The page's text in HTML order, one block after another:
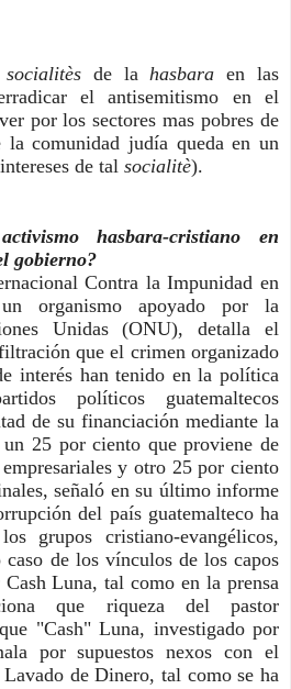
socialitès de la hasbara en las
el antisemitismo en el
por los sectores mas pobres de
comunidad judía queda en un
de tal socialitè).
hasbara-cristiano en
gobierno?
Contra la Impunidad en
organismo apoyado por la
Unidas (ONU), detalla el
que el crimen organizado
interés han tenido en la política
políticos guatemaltecos
de su financiación mediante la
25 por ciento que proviene de
y otro 25 por ciento
señaló en su último informe
del país guatemalteco ha
grupos cristiano-evangélicos,
caso de los vínculos de los capos
Luna, tal como en la prensa
que riqueza del pastor
"Cash" Luna, investigado por
por supuestos nexos con el
de Dinero, tal como se ha